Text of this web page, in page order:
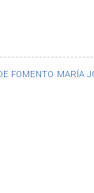
FOMENTO MARÍA